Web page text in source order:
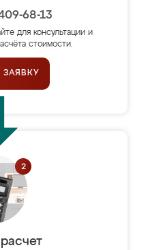
68-13
для консультации и
стоимости.
ЗАЯВКУ